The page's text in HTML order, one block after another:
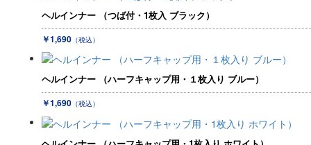
ヘルインナー （つば付・1枚入 ブラック）
￥1,690 （税込）
ヘルインナー （ハーフキャップ用・１枚入り ブルー）
￥1,690 （税込）